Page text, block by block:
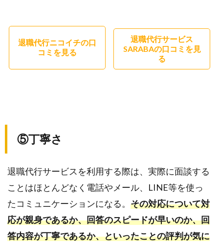
退職代行ニコイチの口
コミを見る
退職代行サービス
SARABAの口コミを見
る
⑤丁寧さ
退職代行サービスを利用する際は、実際に面談する
ことはほとんどなく電話やメール、LINE等を使っ
たコミュニケーションになる。 その対応について対
応が親身であるか、回答のスピードが早いのか、回
答内容が丁寧であるか、といったことの評判が気に